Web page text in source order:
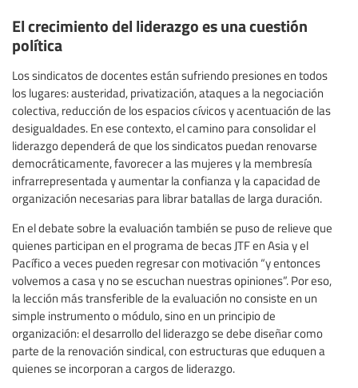
El crecimiento del liderazgo es una cuestión
política
Los sindicatos de docentes están sufriendo presiones en todos
los lugares: austeridad, privatización, ataques a la negociación
colectiva, reducción de los espacios cívicos y acentuación de las
desigualdades. En ese contexto, el camino para consolidar el
liderazgo dependerá de que los sindicatos puedan renovarse
democráticamente, favorecer a las mujeres y la membresía
infrarrepresentada y aumentar la confianza y la capacidad de
organización necesarias para librar batallas de larga duración.
En el debate sobre la evaluación también se puso de relieve que
quienes participan en el programa de becas JTF en Asia y el
Pacífico a veces pueden regresar con motivación “y entonces
volvemos a casa y no se escuchan nuestras opiniones”. Por eso,
la lección más transferible de la evaluación no consiste en un
simple instrumento o módulo, sino en un principio de
organización: el desarrollo del liderazgo se debe diseñar como
parte de la renovación sindical, con estructuras que eduquen a
quienes se incorporan a cargos de liderazgo.